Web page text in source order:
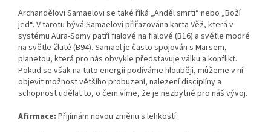
Archandělovi Samaelovi se také říká „Anděl smrti“ nebo „Boží
jed“. V tarotu bývá Samaelovi přiřazována karta Věž, která v
systému Aura-Somy patří fialové na fialové (B16) a světle modré
na světle žluté (B94). Samael je často spojován s Marsem,
planetou, která pro nás obvykle představuje válku a konflikt.
Pokud se však na tuto energii podíváme hlouběji, můžeme v ní
objevit možnost většího probuzení, nalezení disciplíny a
schopnost udělat to, o čem víme, že je nezbytné pro náš vývoj.
Afirmace: Přijímám novou změnu s lehkostí.